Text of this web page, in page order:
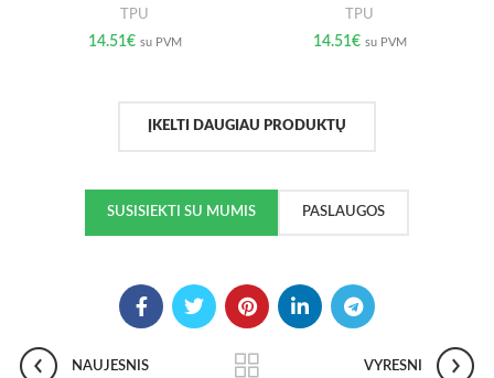
TPU
14.51€ su PVM
TPU
14.51€ su PVM
ĮKELTI DAUGIAU PRODUKTŲ
SUSISIEKTI SU MUMIS PASLAUGOS
NAUJESNIS VYRESNI